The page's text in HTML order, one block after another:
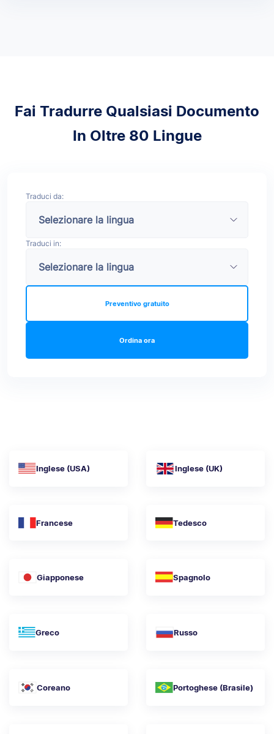
Fai Tradurre Qualsiasi Documento
In Oltre 80 Lingue
Traduci da:
Traduci in:
Ordina ora
Preventivo gratuito
Inglese (USA) Inglese (UK)
Francese Tedesco
Giapponese Spagnolo
Greco Russo
Coreano Portoghese (Brasile)